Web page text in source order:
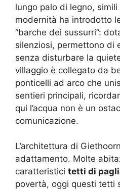
lungo palo di legno,
modernità ha introdotto
“barche dei sussurri”:
silenziosi, permettono di
senza disturbare la
villaggio è collegato da
ponticelli ad arco che
sentieri principali,
qui l’acqua non è un
comunicazione.
L’architettura di
adattamento. Molte
caratteristici tetti di
povertà, oggi questi tetti